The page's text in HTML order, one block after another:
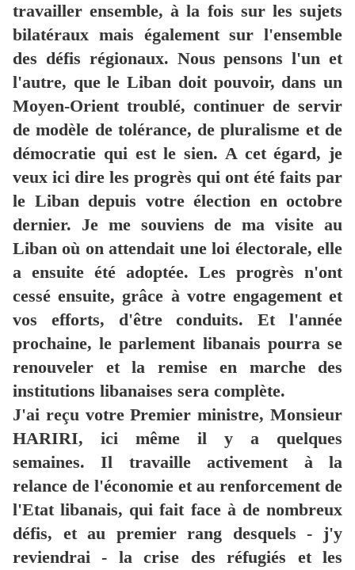
travailler ensemble, à la fois sur les sujets
bilatéraux mais également sur l'ensemble
des défis régionaux. Nous pensons l'un et
l'autre, que le Liban doit pouvoir, dans un
Moyen-Orient troublé, continuer de servir
de modèle de tolérance, de pluralisme et de
démocratie qui est le sien. A cet égard, je
veux ici dire les progrès qui ont été faits par
le Liban depuis votre élection en octobre
dernier. Je me souviens de ma visite au
Liban où on attendait une loi électorale, elle
a ensuite été adoptée. Les progrès n'ont
cessé ensuite, grâce à votre engagement et
vos efforts, d'être conduits. Et l'année
prochaine, le parlement libanais pourra se
renouveler et la remise en marche des
institutions libanaises sera complète.
J'ai reçu votre Premier ministre, Monsieur
HARIRI, ici même il y a quelques
semaines. Il travaille activement à la
relance de l'économie et au renforcement de
l'Etat libanais, qui fait face à de nombreux
défis, et au premier rang desquels - j'y
reviendrai - la crise des réfugiés et les